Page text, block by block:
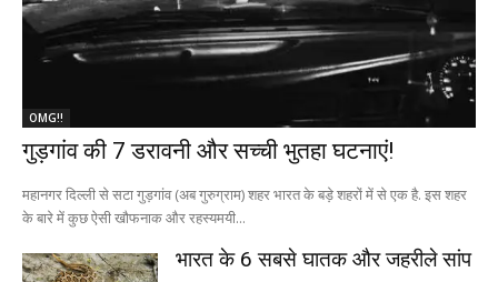
OMG!!
गुड़गांव की 7 डरावनी और सच्ची भुतहा घटनाएं!
महानगर दिल्ली से सटा गुड़गांव (अब गुरुग्राम) शहर भारत के बड़े शहरों में से एक है. इस शहर
के बारे में कुछ ऐसी खौफनाक और रहस्यमयी...
भारत के 6 सबसे घातक और जहरीले सांप